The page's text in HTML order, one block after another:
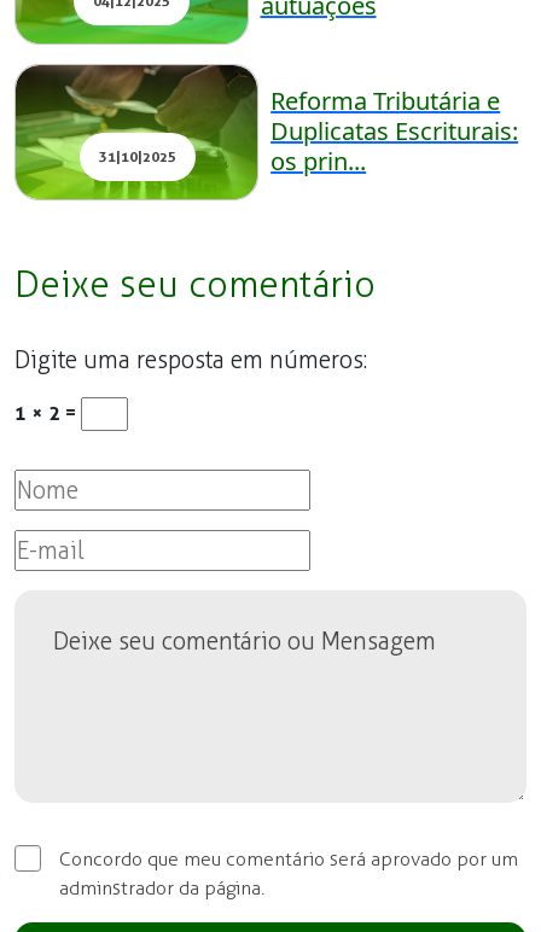
31|10|2025
Reforma Tributária e
Duplicatas Escriturais:
os prin...
Deixe seu comentário
Concordo que meu comentário será aprovado por um
adminstrador da página.
Digite uma resposta em números:
1 × 2 =